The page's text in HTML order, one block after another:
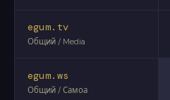
egum.tv
Общий / Media
egum.ws
Общий / Самоа